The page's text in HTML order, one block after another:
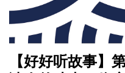
【好好听故事】